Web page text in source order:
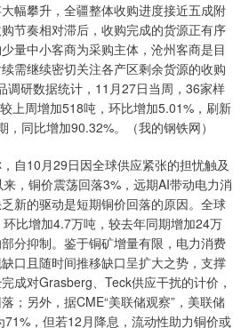
攀升，全疆整体收购进度接近五成附
节奏相对滞后，收购完成的货源正有序
量中小客商为采购主体，沧州客商是目
需继续密切关注各产区剩余货源的收购
调研数据统计，11月27日当周，36家样
上周增加518吨，环比增加5.01%，刷新
同比增加90.32%。（我的钢铁网）
10月29日因全球供应紧张的担忧触及
，铜价震荡回落3%，远期AI带动电力消
新的驱动是短期铜价回落的原因。全球
比增加4.7万吨，较去年同期增加24万
分抑制。鉴于铜矿增量有限，电力消费
口且随时间推移缺口呈扩大之势，支撑
成对Grasberg、Teck供应干扰的计价，
；另外，据CME“美联储观察”，美联储
，但若12月降息，流动性助力铜价或